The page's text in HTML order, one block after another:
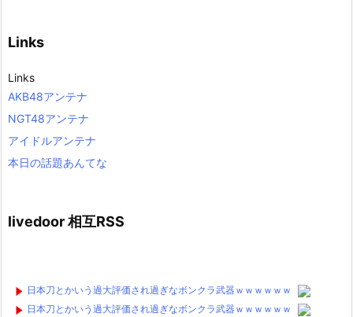
Links
Links
AKB48アンテナ
NGT48アンテナ
アイドルアンテナ
本日の話題あんてな
livedoor 相互RSS
日本刀とかいう過大評価され過ぎなボンクラ武器ｗｗｗｗｗｗ
日本刀とかいう過大評価され過ぎなボンクラ武器ｗｗｗｗｗｗ